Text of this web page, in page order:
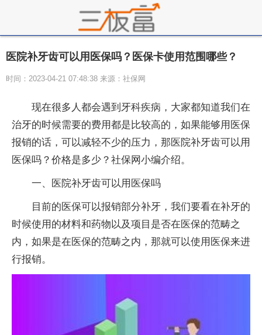
医院补牙齿可以用医保吗？医保卡使用范围哪些？
时间：2023-04-21 07:48:38 来源：社保网
现在很多人都会遇到牙科疾病，大家都知道我们在
治牙的时候需要的费用都是比较高的，如果能够用医保
报销的话，可以减轻不少的压力，那医院补牙齿可以用
医保吗？价格是多少？社保网小编介绍。
一、医院补牙齿可以用医保吗
目前的医保可以报销部分补牙，我们要看在补牙的
时候使用的材料和药物以及项目是否在医保的范畴之
内，如果是在医保的范畴之内，那就可以使用医保来进
行报销。